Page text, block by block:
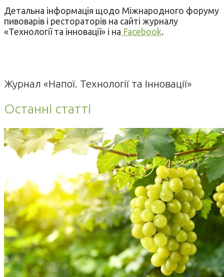
Детальна інформація щодо Міжнародного форуму
пивоварів і рестораторів на сайті журналу
«Технології та інновації» і на Facebook.
Журнал «Напої. Технології та Інновації»
Останні статті